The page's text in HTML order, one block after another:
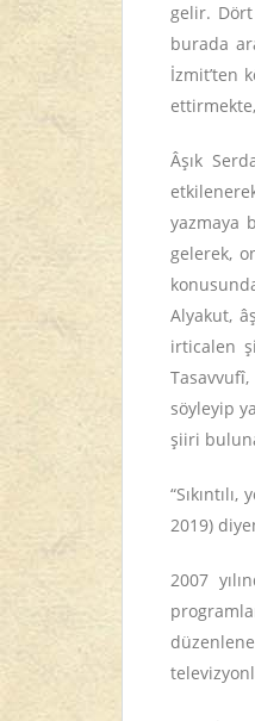
gelir.
burada
İzmit’ten
Âşık
yazmaya
gelerek,
Alyakut,
irticalen
söyleyip
şiiri
2019)
2007